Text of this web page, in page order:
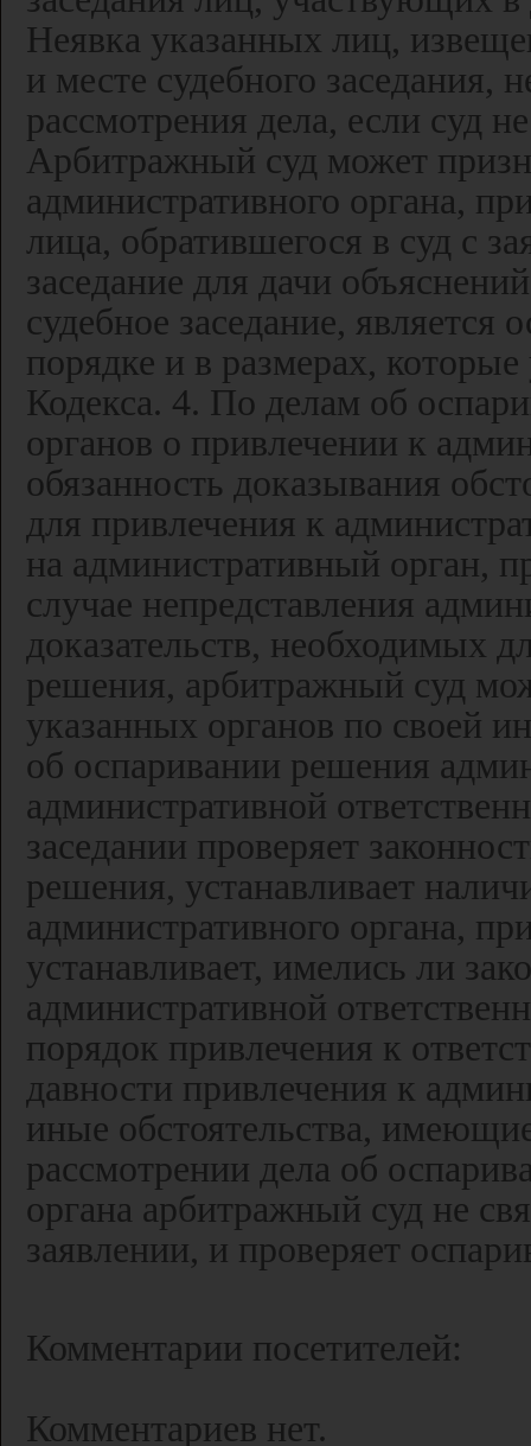
Неявка указанных лиц,
и месте судебного заседания,
рассмотрения дела, если суд
Арбитражный суд может
административного органа,
лица, обратившегося в суд с
заседание для дачи
судебное заседание,
порядке и в размерах,
Кодекса. 4. По делам об
органов о привлечении к
обязанность доказывания
для привлечения к
на административный орган,
случае непредставления
доказательств, необходимых
решения, арбитражный суд
указанных органов по своей
об оспаривании решения
административной
заседании проверяет
решения, устанавливает
административного органа,
устанавливает, имелись ли
административной
порядок привлечения к
давности привлечения к
иные обстоятельства,
рассмотрении дела об
органа арбитражный суд не
заявлении, и проверяет
Комментарии посетителей:
Комментариев нет.